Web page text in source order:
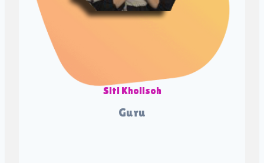
Siti Kholisoh
Guru